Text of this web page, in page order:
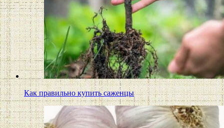
Как правильно купить саженцы